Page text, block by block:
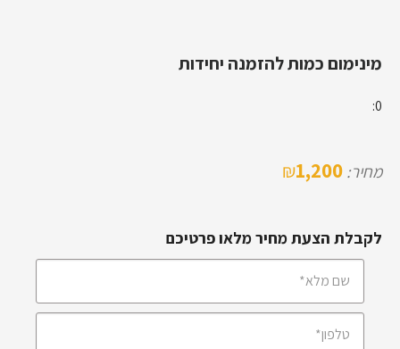
מינימום כמות להזמנה יחידות
0:
מחיר: 1,200
₪
לקבלת הצעת מחיר מלאו פרטיכם